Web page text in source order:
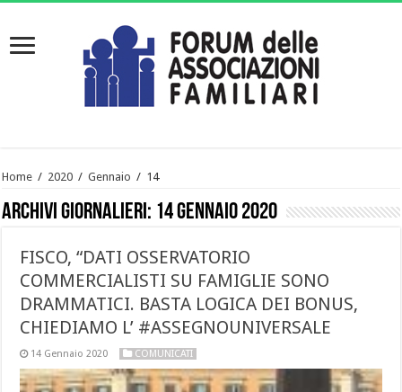
Home / 2020 / Gennaio / 14
Archivi giornalieri: 14 Gennaio 2020
FISCO, “DATI OSSERVATORIO
COMMERCIALISTI SU FAMIGLIE SONO
DRAMMATICI. BASTA LOGICA DEI BONUS,
CHIEDIAMO L’ #ASSEGNOUNIVERSALE
14 Gennaio 2020 COMUNICATI